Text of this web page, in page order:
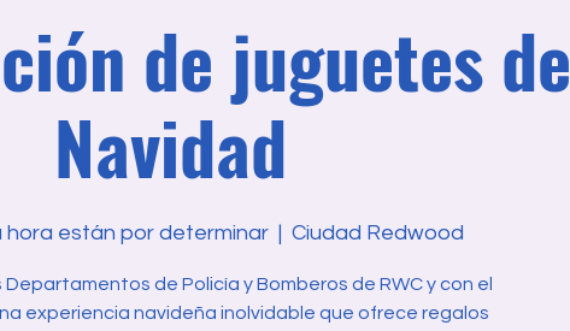
de juguetes de
Navidad
hora están por determinar
  |
Ciudad Redwood
de Policía y Bomberos de RWC y con el
experiencia navideña inolvidable que ofrece regalos